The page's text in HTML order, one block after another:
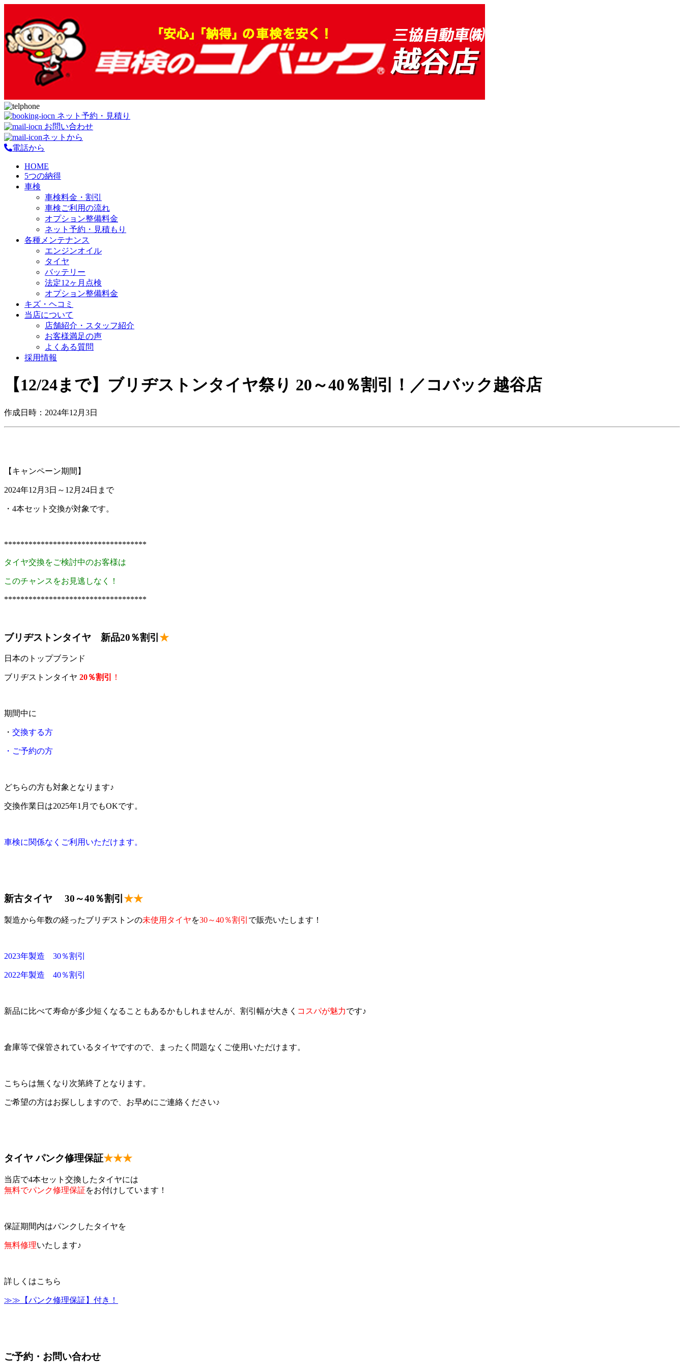
ネット予約・見積り
お問い合わせ
ネットから
電話から
HOME
5つの納得
車検
車検料金・割引
車検ご利用の流れ
オプション整備料金
ネット予約・見積もり
各種メンテナンス
エンジンオイル
タイヤ
バッテリー
法定12ヶ月点検
オプション整備料金
キズ・ヘコミ
当店について
店舗紹介・スタッフ紹介
お客様満足の声
よくある質問
採用情報
【12/24まで】ブリヂストンタイヤ祭り 20～40％割引！／コバック越谷店
作成日時：2024年12月3日
【キャンペーン期間】
2024年12月3日～12月24日まで
・4本セット交換が対象です。
***********************************
タイヤ交換をご検討中のお客様は
このチャンスをお見逃しなく！
***********************************
ブリヂストンタイヤ 新品20％割引 ★
日本のトップブランド
ブリヂストンタイヤ 20％割引 ！
期間中に
・ 交換する方
・ご予約の方
どちらの方も対象となります♪
交換作業日は2025年1月でもOKです。
車検に関係なくご利用いただけます。
新古タイヤ 30～40％割引 ★★
製造から年数の経ったブリヂストンの未使用タイヤを30～40％割引 で販売いたします！
2023年製造 30％割引
2022年製造 40％割引
新品に比べて寿命が多少短くなることもあるかもしれませんが、割引幅が大きく コスパが魅力です♪
倉庫等で保管されているタイヤですので、まったく問題なくご使用いただけます。
こちらは無くなり次第終了となります。
ご希望の方はお探ししますので、お早めにご連絡ください♪
タイヤ パンク修理保証★★★
当店で4本セット交換したタイヤには
無料でパンク修理保証をお付けしています！
保証期間内はパンクしたタイヤを
無料修理いたします♪
詳しくはこちら
≫≫【パンク修理保証】付き！
ご予約・お問い合わせ